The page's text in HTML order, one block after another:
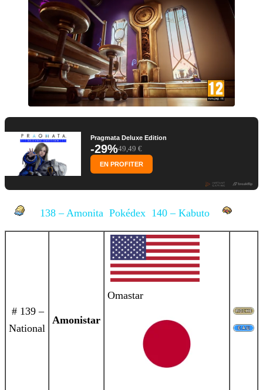
Pragmata Deluxe Edition
-29%49,49 €
EN PROFITER
138 – Amonita Pokédex 140 – Kabuto
# 139 –
National
Amonistar
Omastar